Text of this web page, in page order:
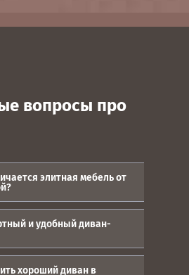
вопросы про
элитная мебель от
- увлекательно, но
сколько нужно
вариантов. В частности
с ценой. Необходимо
от каких факторов
стоимость.
и удобный диван-
диванов просто
в этом великолепии
хороший диван в